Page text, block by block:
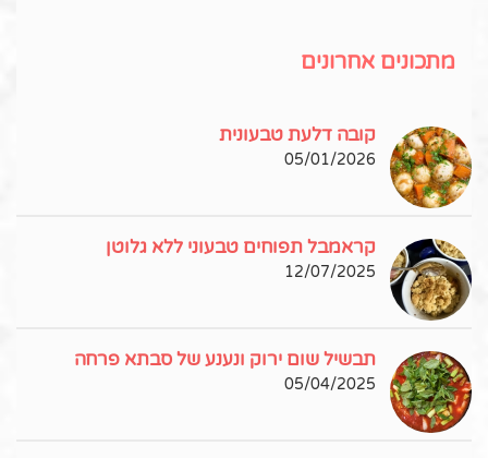
מתכונים אחרונים
קובה דלעת טבעונית
05/01/2026
קראמבל תפוחים טבעוני ללא גלוטן
12/07/2025
תבשיל שום ירוק ונענע של סבתא פרחה
05/04/2025